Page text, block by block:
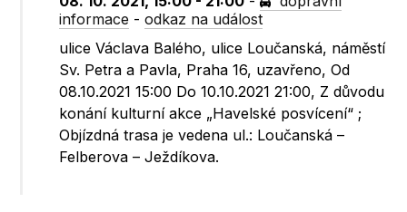
informace -odkaz na událost
ulice Václava Balého, ulice Loučanská, náměstí
Sv. Petra a Pavla, Praha 16, uzavřeno, Od
08.10.2021 15:00 Do 10.10.2021 21:00, Z důvodu
konání kulturní akce „Havelské posvícení“ ;
Objízdná trasa je vedena ul.: Loučanská –
Felberova – Ježdíkova.